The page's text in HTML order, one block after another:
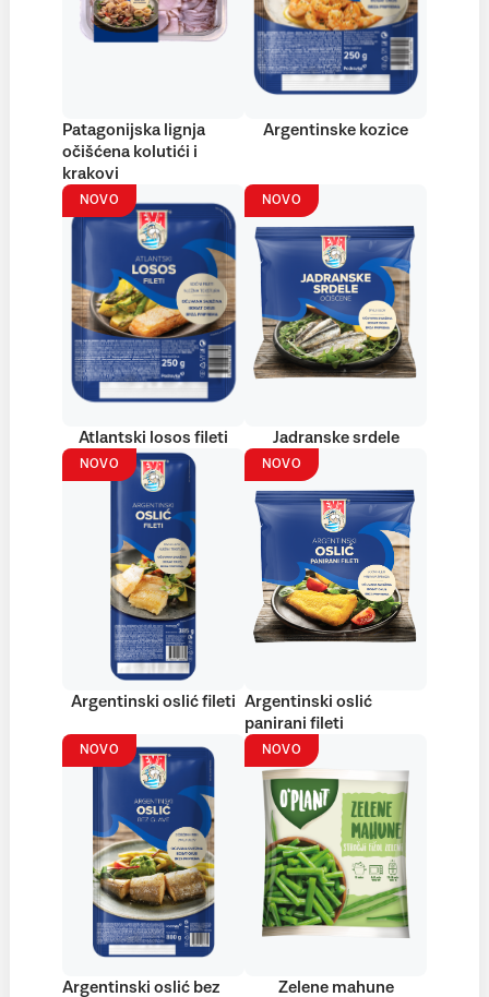
Patagonijska lignja
očišćena kolutići i
krakovi
Argentinske kozice
NOVO
Atlantski losos fileti
NOVO
Jadranske srdele
NOVO
Argentinski oslić fileti
NOVO
Argentinski oslić
panirani fileti
NOVO
Argentinski oslić bez
NOVO
Zelene mahune